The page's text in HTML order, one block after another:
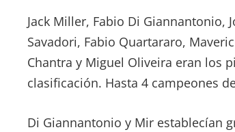
Jack Miller, Fabio Di Giannantonio,
Savadori, Fabio Quartararo,
Chantra y Miguel Oliveira eran los
clasificación. Hasta 4 campeones
Di Giannantonio y Mir establecían